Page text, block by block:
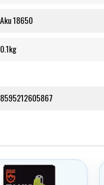
Aku 18650
0.1kg
8595212605867